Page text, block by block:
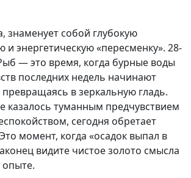
знаменует собой глубокую
энергетическую «пересменку». 28-
— это время, когда бурные воды
последних недель начинают
превращаясь в зеркальную гладь.
казалось туманным предчувствием
сегодня обретает
момент, когда «осадок выпал в
видите чистое золото смысла